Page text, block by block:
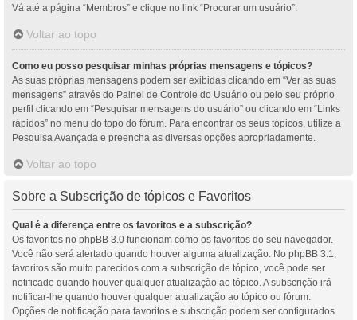
Vá até a página “Membros” e clique no link “Procurar um usuário”.
Voltar ao topo
Como eu posso pesquisar minhas próprias mensagens e tópicos?
As suas próprias mensagens podem ser exibidas clicando em “Ver as suas
mensagens” através do Painel de Controle do Usuário ou pelo seu próprio
perfil clicando em “Pesquisar mensagens do usuário” ou clicando em “Links
rápidos” no menu do topo do fórum. Para encontrar os seus tópicos, utilize a
Pesquisa Avançada e preencha as diversas opções apropriadamente.
Voltar ao topo
Sobre a Subscrição de tópicos e Favoritos
Qual é a diferença entre os favoritos e a subscrição?
Os favoritos no phpBB 3.0 funcionam como os favoritos do seu navegador.
Você não será alertado quando houver alguma atualização. No phpBB 3.1,
favoritos são muito parecidos com a subscrição de tópico, você pode ser
notificado quando houver qualquer atualização ao tópico. A subscrição irá
notificar-lhe quando houver qualquer atualização ao tópico ou fórum.
Opções de notificação para favoritos e subscrição podem ser configurados